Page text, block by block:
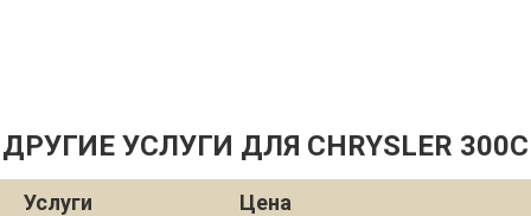
ДРУГИЕ УСЛУГИ ДЛЯ CHRYSLER 300C
Услуги Цена